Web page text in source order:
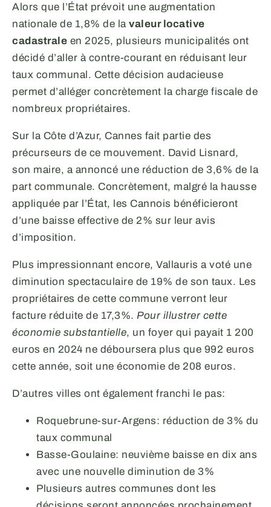
Alors que l’État prévoit une augmentation
nationale de 1,8% de la valeur locative
cadastrale en 2025, plusieurs municipalités ont
décidé d’aller à contre-courant en réduisant leur
taux communal. Cette décision audacieuse
permet d’alléger concrètement la charge fiscale de
nombreux propriétaires.
Sur la Côte d’Azur, Cannes fait partie des
précurseurs de ce mouvement. David Lisnard,
son maire, a annoncé une réduction de 3,6% de la
part communale. Concrètement, malgré la hausse
appliquée par l’État, les Cannois bénéficieront
d’une baisse effective de 2% sur leur avis
d’imposition.
Plus impressionnant encore, Vallauris a voté une
diminution spectaculaire de 19% de son taux. Les
propriétaires de cette commune verront leur
facture réduite de 17,3%. Pour illustrer cette
économie substantielle, un foyer qui payait 1 200
euros en 2024 ne déboursera plus que 992 euros
cette année, soit une économie de 208 euros.
D’autres villes ont également franchi le pas:
Roquebrune-sur-Argens: réduction de 3% du
taux communal
Basse-Goulaine: neuvième baisse en dix ans
avec une nouvelle diminution de 3%
Plusieurs autres communes dont les